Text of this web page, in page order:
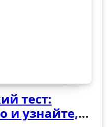
тест:
и узнайте,